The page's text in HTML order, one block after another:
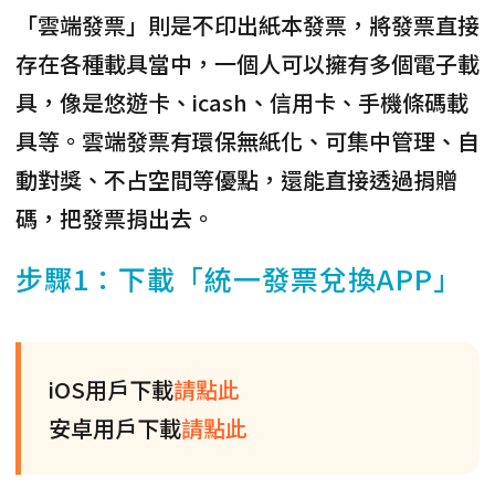
「雲端發票 」則是不印出紙本發票，將發票直接
存在各種載具當中，一個人可以擁有多個電子載
具，像是悠遊卡、icash、信用卡、手機條碼載
具等。雲端發票有環保無紙化、可集中管理、自
動對獎、不占空間等優點，還能直接透過捐贈
碼，把發票捐出去。
步驟1：下載「統一發票兌換APP」
iOS用戶下載請點此
安卓用戶下載請點此